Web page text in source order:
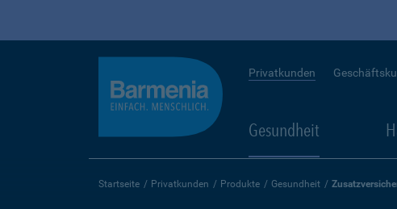
Privatkunden
Gesundheit
Startseite Privatkunden Produkte Gesundheit